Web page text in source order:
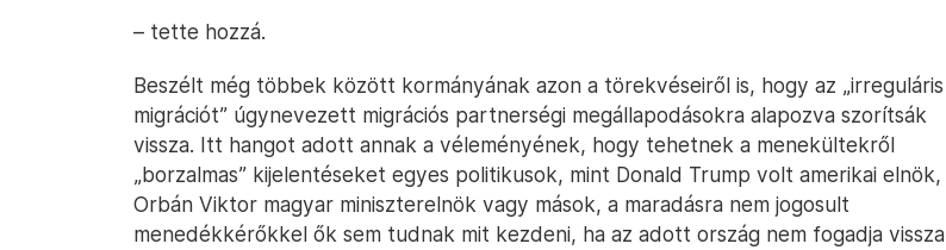
– tette hozzá.
Beszélt még többek között kormányának azon a törekvéseiről is, hogy az „irreguláris
migrációt” úgynevezett migrációs partnerségi megállapodásokra alapozva szorítsák
vissza. Itt hangot adott annak a véleményének, hogy tehetnek a menekültekről
„borzalmas” kijelentéseket egyes politikusok, mint Donald Trump volt amerikai elnök,
Orbán Viktor magyar miniszterelnök vagy mások, a maradásra nem jogosult
menedékkérőkkel ők sem tudnak mit kezdeni, ha az adott ország nem fogadja vissza